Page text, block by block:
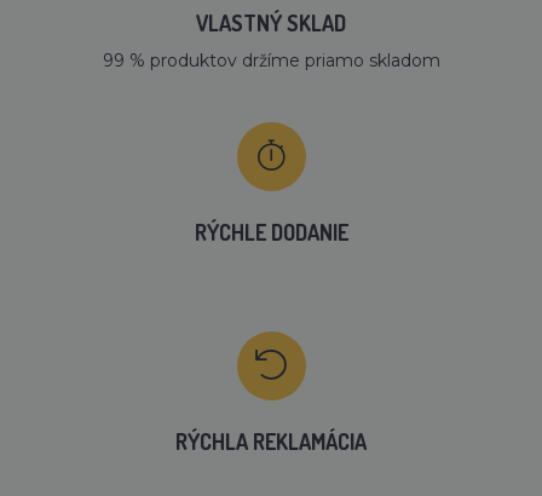
VLASTNÝ SKLAD
99 % produktov držíme priamo skladom
RÝCHLE DODANIE
RÝCHLA REKLAMÁCIA